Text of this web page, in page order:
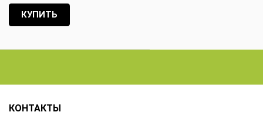
КУПИТЬ
КОНТАКТЫ